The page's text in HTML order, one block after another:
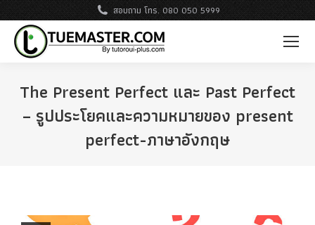
สอบถาม โทร. 080 050 5999
The Present Perfect และ Past Perfect‎
– รูปประโยคและความหมายของ present
perfect-ภาษาอังกฤษ